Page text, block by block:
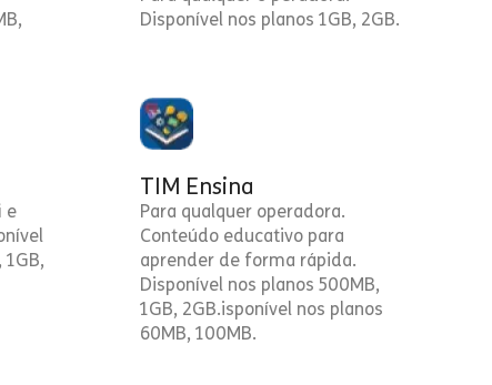
Disponível nos planos 1GB, 2GB.
e
TIM Ensina
Para qualquer operadora.
Conteúdo educativo para
aprender de forma rápida.
Disponível nos planos 500MB,
1GB, 2GB.isponível nos planos
60MB, 100MB.